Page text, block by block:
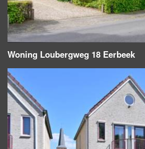
Woning Loubergweg 18 Eerbeek